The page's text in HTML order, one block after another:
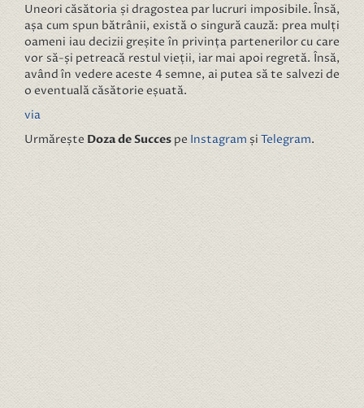
Uneori căsătoria și dragostea par lucruri imposibile. Însă,
așa cum spun bătrânii, există o singură cauză: prea mulți
oameni iau decizii greșite în privința partenerilor cu care
vor să-și petreacă restul vieții, iar mai apoi regretă. Însă,
având în vedere aceste 4 semne, ai putea să te salvezi de
o eventuală căsătorie eșuată.
via
Urmărește Doza de Succes pe Instagram și Telegram.